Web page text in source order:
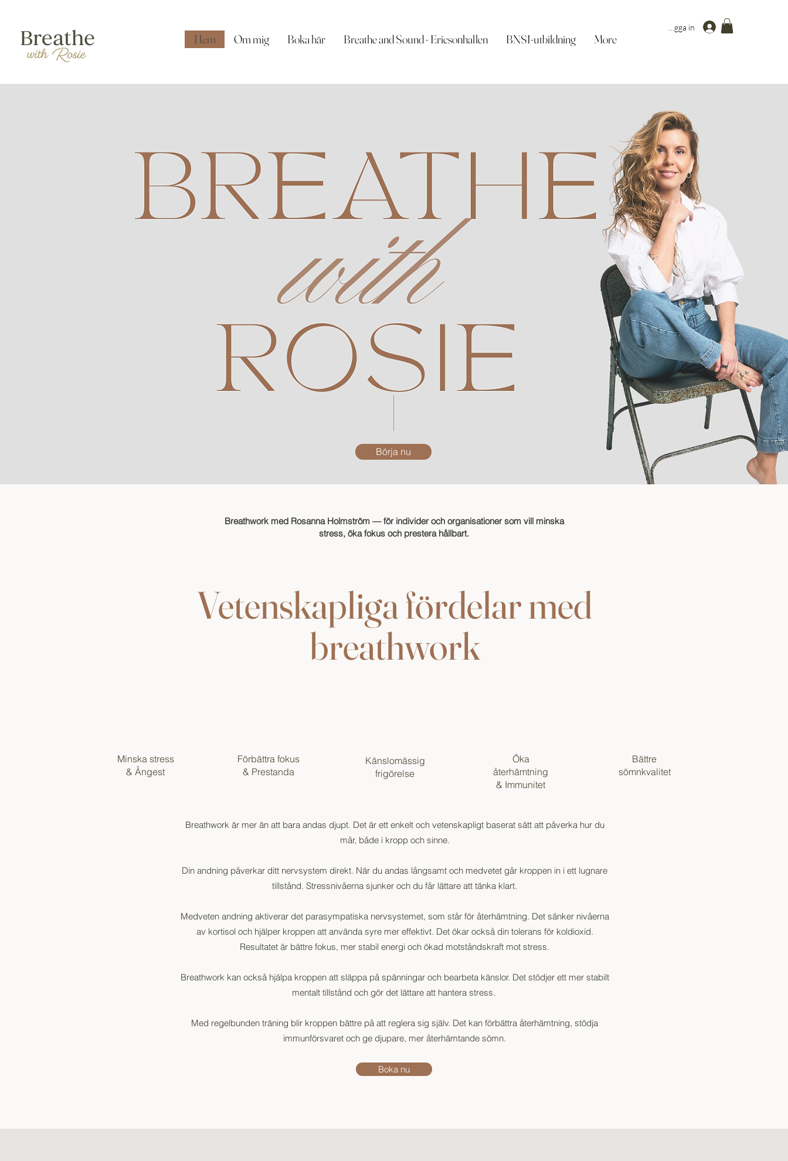
Hem Om mig Boka här Breathe and Sound - Ericsonhallen BNSI-utbildning More
Logga in
Börja nu
Breathwork med Rosanna Holmström — för individer och organisationer som vill minska
stress, öka fokus och prestera hållbart.
Vetenskapliga fördelar med
breathwork
Minska stress
& Ångest
Förbättra fokus
& Prestanda
Känslomässig
frigörelse
Öka
återhämtning
& Immunitet
Bättre
sömnkvalitet
Breathwork är mer än att bara andas djupt. Det är ett enkelt och vetenskapligt baserat sätt att påverka hur du
mår, både i kropp och sinne.
Din andning påverkar ditt nervsystem direkt. När du andas långsamt och medvetet går kroppen in i ett lugnare
tillstånd. Stressnivåerna sjunker och du får lättare att tänka klart.
Medveten andning aktiverar det parasympatiska nervsystemet, som står för återhämtning. Det sänker nivåerna
av kortisol och hjälper kroppen att använda syre mer effektivt. Det ökar också din tolerans för koldioxid.
Resultatet är bättre fokus, mer stabil energi och ökad motståndskraft mot stress.
Breathwork kan också hjälpa kroppen att släppa på spänningar och bearbeta känslor. Det stödjer ett mer stabilt
mentalt tillstånd och gör det lättare att hantera stress.
Med regelbunden träning blir kroppen bättre på att reglera sig själv. Det kan förbättra återhämtning, stödja
immunförsvaret och ge djupare, mer återhämtande sömn.
Boka nu